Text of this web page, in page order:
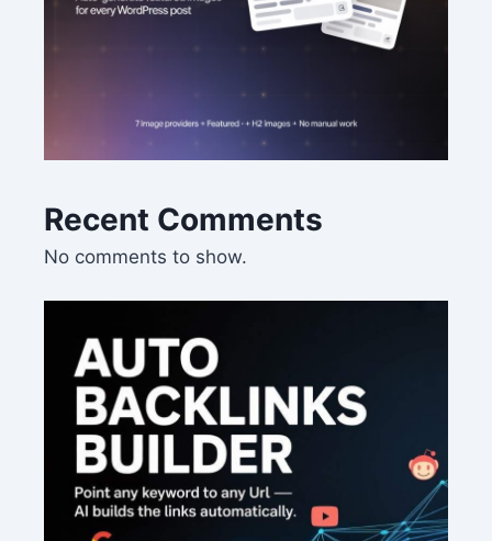
Recent Comments
No comments to show.